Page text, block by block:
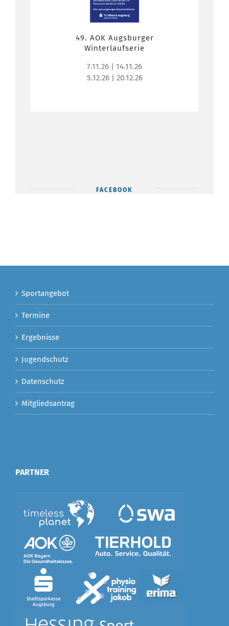
49. AOK Augsburger
Winterlaufserie
7.11.26 | 14.11.26
5.12.26 | 20.12.26
FACEBOOK
Sportangebot
Termine
Ergebnisse
Jugendschutz
Datenschutz
Mitgliedsantrag
PARTNER